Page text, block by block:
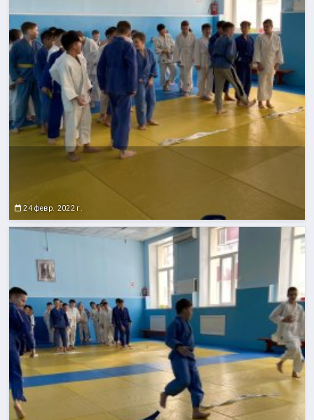
24 февр. 2022 г.